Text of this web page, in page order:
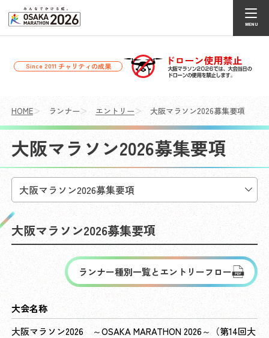
Since 2011 チャリティの成果
HOME ランナー エントリー 大阪マラソン2026募集要項
大阪マラソン2026募集要項
大阪マラソン2026募集要項
ランナー種別一覧とエントリーフロー
大会名称
大阪マラソン2026 ～OSAKA MARATHON 2026～（第14回大